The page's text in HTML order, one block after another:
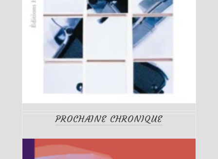
PROCHAINE CHRONIQUE